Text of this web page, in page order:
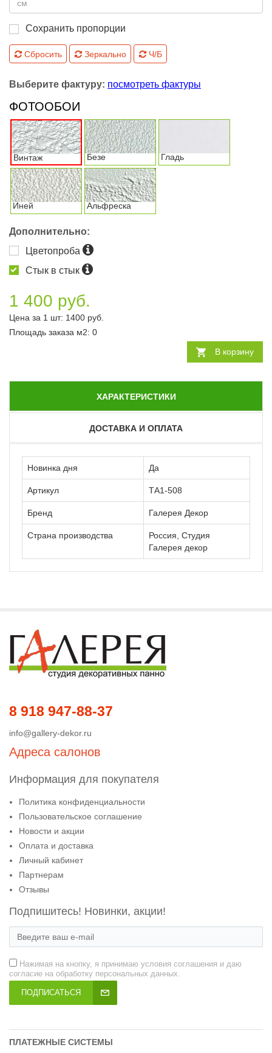
Сохранить пропорции
Сбросить Зеркально Ч/Б
Выберите фактуру: посмотреть фактуры
ФОТООБОИ
Винтаж Безе Гладь
Иней Альфреска
Дополнительно:
Цветопроба
Стык в стык
1 400 руб.
Цена за 1 шт: 1400 руб.
Площадь заказа м2: 0
В корзину
ХАРАКТЕРИСТИКИ
ДОСТАВКА И ОПЛАТА
Новинка дня Да
Артикул ТА1-508
Бренд Галерея Декор
Страна производства
Россия, Студия
Галерея декор
8 918 947-88-37
info@gallery-dekor.ru
Адреса салонов
Информация для покупателя
Политика конфиденциальности
Пользовательское соглашение
Новости и акции
Оплата и доставка
Личный кабинет
Партнерам
Отзывы
Подпишитесь! Новинки, акции!
Нажимая на кнопку, я принимаю условия соглашения и даю
согласие на обработку персональных данных.
ПОДПИСАТЬСЯ
ПЛАТЕЖНЫЕ СИСТЕМЫ